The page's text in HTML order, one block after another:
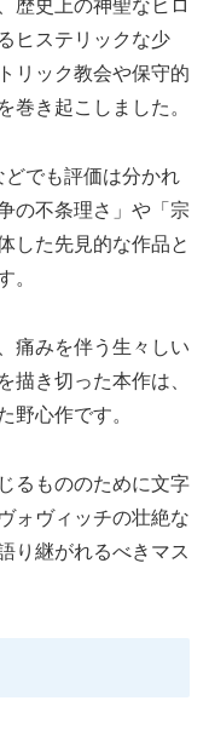
歴史上の神聖なヒロ
ヒステリックな少
リック教会や保守的
巻き起こしました。
どでも評価は分かれ
の不条理さ」や「宗
した先見的な作品と
。
痛みを伴う生々しい
描き切った本作は、
野心作です。
るもののために文字
ォヴィッチの壮絶な
り継がれるべきマス